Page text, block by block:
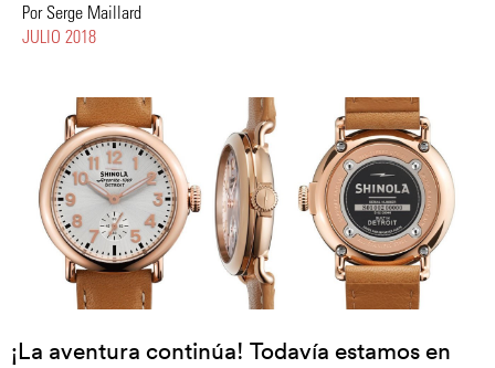
Por Serge Maillard
JULIO 2018
¡La aventura continúa! Todavía estamos en